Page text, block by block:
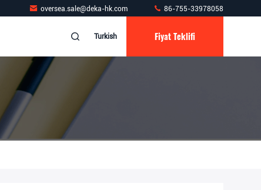
oversea.sale@deka-hk.com 86-755-33978058
Turkish Fiyat Teklifi